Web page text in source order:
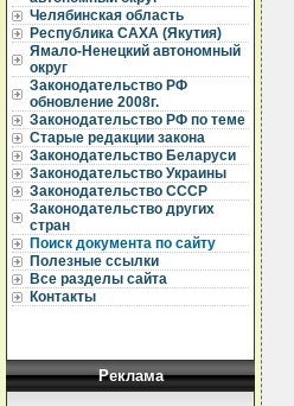
Челябинская область
Республика САХА (Якутия)
Ямало-Ненецкий автономный
округ
Законодательство РФ
обновление 2008г.
Законодательство РФ по теме
Старые редакции закона
Законодательство Беларуси
Законодательство Украины
Законодательство СССР
Законодательство других
стран
Поиск документа по сайту
Полезные ссылки
Все разделы сайта
Контакты
Реклама